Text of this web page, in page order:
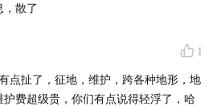
，散了
1
点扯了，征地，维护，跨各种地形，地
费超级贵，你们有点说得轻浮了，哈